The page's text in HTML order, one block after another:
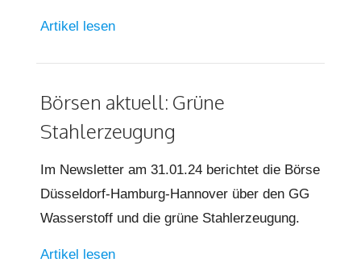
Artikel lesen
Börsen aktuell: Grüne
Stahlerzeugung
Im Newsletter am 31.01.24 berichtet die Börse
Düsseldorf-Hamburg-Hannover über den GG
Wasserstoff und die grüne Stahlerzeugung.
Artikel lesen